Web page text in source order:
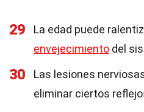
29
La edad puede
envejecimiento del
30
Las lesiones
eliminar ciertos